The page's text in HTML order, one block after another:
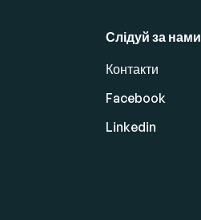
Слідуй за нами
Контакти
Facebook
Linkedin